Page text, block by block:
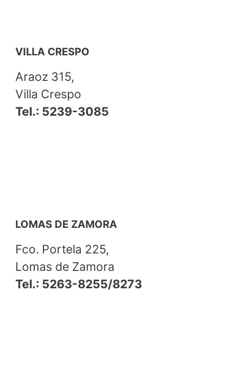
VILLA CRESPO
Araoz 315,
Villa Crespo
Tel.: 5239-3085
LOMAS DE ZAMORA
Fco. Portela 225,
Lomas de Zamora
Tel.: 5263-8255/8273